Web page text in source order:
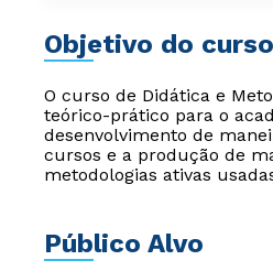
Objetivo do curso
O curso de Didática e
teórico-prático para o
desenvolvimento de
cursos e a produção de
metodologias ativas
Público Alvo